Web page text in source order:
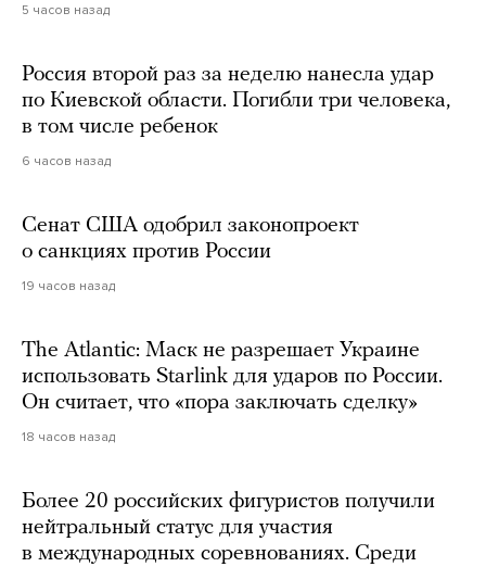
5 часов назад
Россия второй раз за неделю нанесла удар
по Киевской области. Погибли три человека,
в том числе ребенок
6 часов назад
Сенат США одобрил законопроект
о санкциях против России
19 часов назад
The Atlantic: Маск не разрешает Украине
использовать Starlink для ударов по России.
Он считает, что «пора заключать сделку»
18 часов назад
Более 20 российских фигуристов получили
нейтральный статус для участия
в международных соревнованиях. Среди